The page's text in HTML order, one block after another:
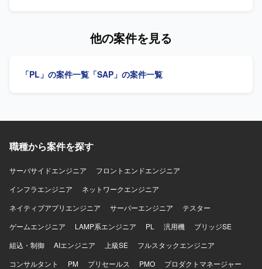
心とした製造業向け業務システム環境となります。
とコミュニケーションをとりながら、円滑に業務を遂行し
ションをとりながら、主体的に業務を進めていただける方
向けの大規模なSAPシステム保守に携わることで、FI/CO
とができます。長期的な参画を想定しているため、製造業
発環境】 SAPを中心とした基幹システム環境における保守
他の案件を見る
「PL」の案件一覧 「SAP」の案件一覧
職種から案件を探す
サーバサイドエンジニア
フロントエンドエンジニア
インフラエンジニア
ネットワークエンジニア
ネイティブアプリエンジニア
サーバーエンジニア
テスター
ゲームエンジニア
LAMP系エンジニア PL 汎用機
ブリッジSE
組込・制御
AIエンジニア 上級SE
フルスタックエンジニア
コンサルタント
PM プリセールス PMO
プロダクトマネージャー